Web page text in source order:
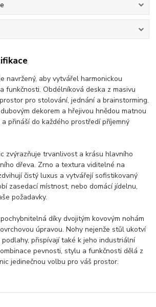
navržený, aby vytvářel harmonickou
funkčnosti. Obdélníková deska z masivu
pro stolování, jednání a brainstorming.
dekorem a hřejivou hnědou matnou
přináší do každého prostředí příjemný
zvýrazňuje trvanlivost a krásu hlavního
dřeva. Zrno a textura viditelné na
čistý luxus a vytvářejí sofistikovaný
zasedací místnost, nebo domácí jídelnu,
požadavky.
díky dvojitým kovovým nohám
úpravou. Nohy nejenže stůl ukotví
přispívají také k jeho industriální
pevnosti, stylu a funkčnosti dělá z
jedinečnou volbu pro váš prostor.